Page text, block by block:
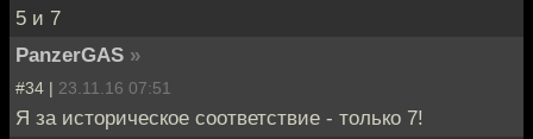
5 и 7
PanzerGAS »
#34 | 23.11.16 07:51
Я за историческое соответствие - только 7!